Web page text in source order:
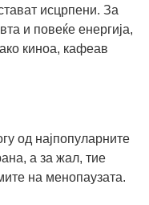
исцрпени. За
и повеќе енергија,
киноа, кафеав
од најпопуларните
а за жал, тие
на менопаузата.